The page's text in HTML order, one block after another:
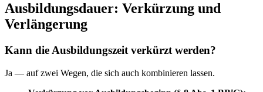
Ausbildungsdauer: Verkürzung und
Verlängerung
Kann die Ausbildungszeit verkürzt werden?
Ja — auf zwei Wegen, die sich auch kombinieren lassen.